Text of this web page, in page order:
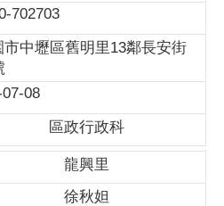
702703
市中壢區舊明里13鄰長安街
07-08
區政行政科
龍興里
徐秋妲